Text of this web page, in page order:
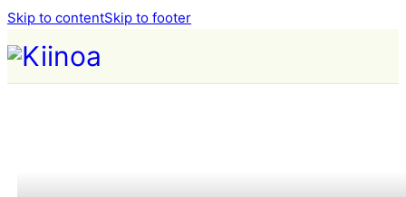
Skip to contentSkip to footer